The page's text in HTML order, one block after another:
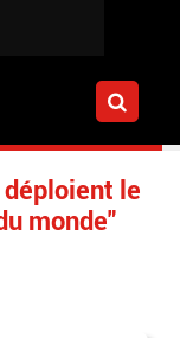
le
monde"